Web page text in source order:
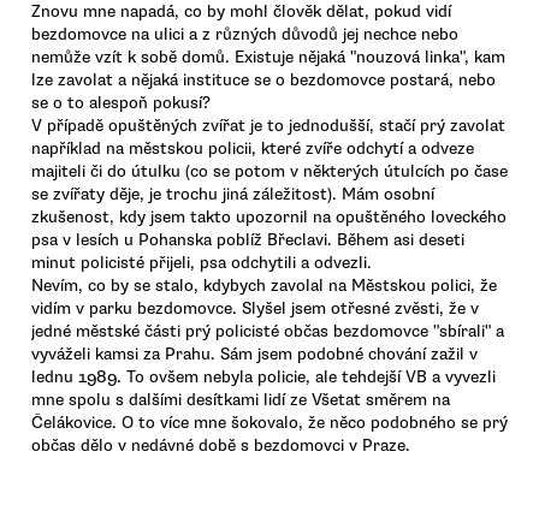
Znovu mne napadá, co by mohl člověk dělat, pokud vidí
bezdomovce na ulici a z různých důvodů jej nechce nebo
nemůže vzít k sobě domů. Existuje nějaká "nouzová linka", kam
lze zavolat a nějaká instituce se o bezdomovce postará, nebo
se o to alespoň pokusí?
V případě opuštěných zvířat je to jednodušší, stačí prý zavolat
například na městskou policii, které zvíře odchytí a odveze
majiteli či do útulku (co se potom v některých útulcích po čase
se zvířaty děje, je trochu jiná záležitost). Mám osobní
zkušenost, kdy jsem takto upozornil na opuštěného loveckého
psa v lesích u Pohanska poblíž Břeclavi. Během asi deseti
minut policisté přijeli, psa odchytili a odvezli.
Nevím, co by se stalo, kdybych zavolal na Městskou polici, že
vidím v parku bezdomovce. Slyšel jsem otřesné zvěsti, že v
jedné městské části prý policisté občas bezdomovce "sbírali" a
vyváželi kamsi za Prahu. Sám jsem podobné chování zažil v
lednu 1989. To ovšem nebyla policie, ale tehdejší VB a vyvezli
mne spolu s dalšími desítkami lidí ze Všetat směrem na
Čelákovice. O to více mne šokovalo, že něco podobného se prý
občas dělo v nedávné době s bezdomovci v Praze.